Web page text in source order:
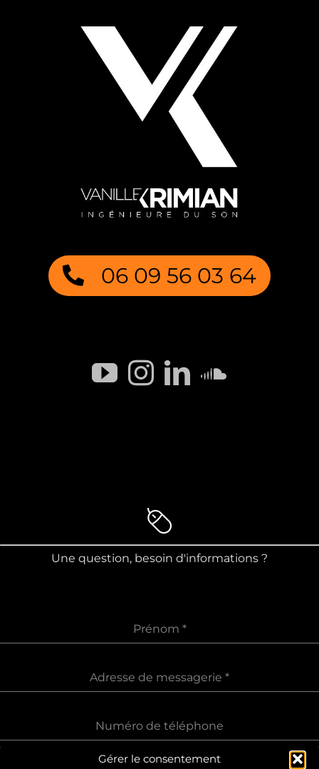
Gérer le consentement
06 09 56 03 64
Une question, besoin d'informations ?
Prénom *
Adresse de messagerie *
Numéro de téléphone